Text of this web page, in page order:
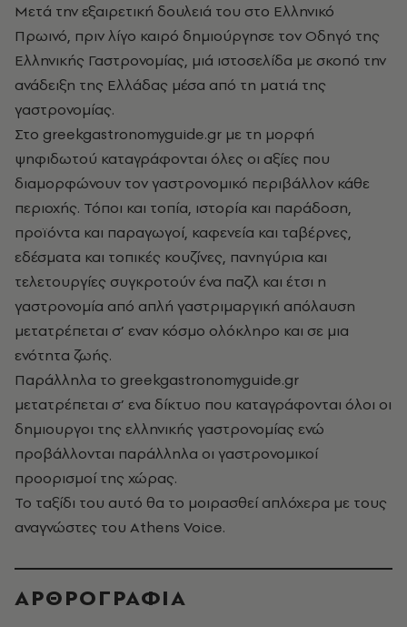
Μετά την εξαιρετική δουλειά του στο Ελληνικό
Πρωινό, πριν λίγο καιρό δημιούργησε τον Οδηγό της
Ελληνικής Γαστρονομίας, μιά ιστοσελίδα με σκοπό την
ανάδειξη της Ελλάδας μέσα από τη ματιά της
γαστρονομίας.
Στο greekgastronomyguide.gr με τη μορφή
ψηφιδωτού καταγράφονται όλες οι αξίες που
διαμορφώνουν τον γαστρονομικό περιβάλλον κάθε
περιοχής. Τόποι και τοπία, ιστορία και παράδοση,
προϊόντα και παραγωγοί, καφενεία και ταβέρνες,
εδέσματα και τοπικές κουζίνες, πανηγύρια και
τελετουργίες συγκροτούν ένα παζλ και έτσι η
γαστρονομία από απλή γαστριμαργική απόλαυση
μετατρέπεται σ’ εναν κόσμο ολόκληρο και σε μια
ενότητα ζωής.
Παράλληλα το greekgastronomyguide.gr
μετατρέπεται σ’ ενα δίκτυο που καταγράφονται όλοι οι
δημιουργοι της ελληνικής γαστρονομίας ενώ
προβάλλονται παράλληλα οι γαστρονομικοί
προορισμοί της χώρας.
Το ταξίδι του αυτό θα το μοιρασθεί απλόχερα με τους
αναγνώστες του Αthens Voice.
ΑΡΘΡΟΓΡΑΦΙΑ